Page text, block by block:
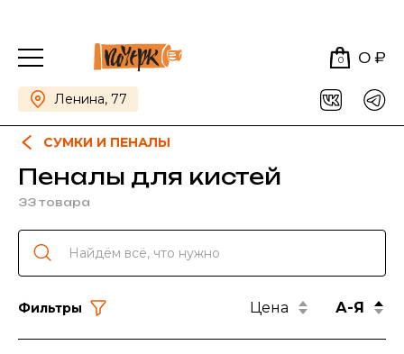
0 0 ₽
Ленина, 77
СУМКИ И ПЕНАЛЫ
Пеналы для кистей
33 товара
Фильтры Цена А-Я